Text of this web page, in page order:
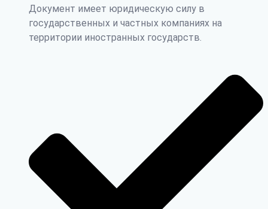
Документ имеет юридическую силу в
государственных и частных компаниях на
территории иностранных государств.